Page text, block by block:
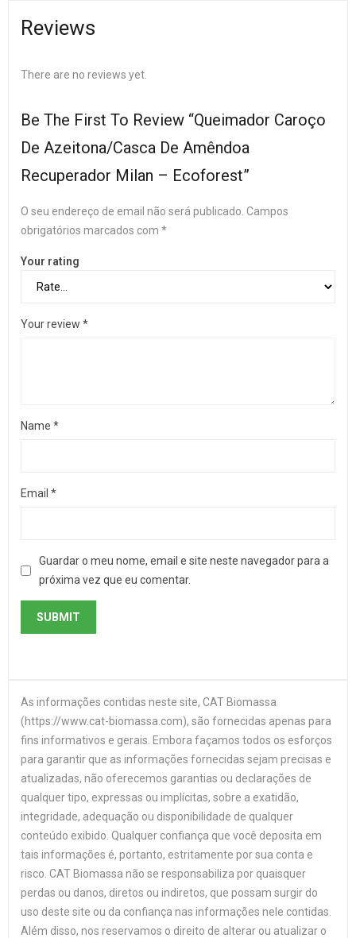
Reviews
There are no reviews yet.
Be The First To Review “Queimador Caroço
De Azeitona/Casca De Amêndoa
Recuperador Milan – Ecoforest”
O seu endereço de email não será publicado. Campos
obrigatórios marcados com *
Your rating
Your review *
Name *
Email *
Guardar o meu nome, email e site neste navegador para a
próxima vez que eu comentar.
As informações contidas neste site, CAT Biomassa
(https://www.cat-biomassa.com), são fornecidas apenas para
fins informativos e gerais. Embora façamos todos os esforços
para garantir que as informações fornecidas sejam precisas e
atualizadas, não oferecemos garantias ou declarações de
qualquer tipo, expressas ou implícitas, sobre a exatidão,
integridade, adequação ou disponibilidade de qualquer
conteúdo exibido. Qualquer confiança que você deposita em
tais informações é, portanto, estritamente por sua conta e
risco. CAT Biomassa não se responsabiliza por quaisquer
perdas ou danos, diretos ou indiretos, que possam surgir do
uso deste site ou da confiança nas informações nele contidas.
Além disso, nos reservamos o direito de alterar ou atualizar o